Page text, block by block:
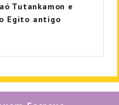
Tutankamon e
o Egito antigo